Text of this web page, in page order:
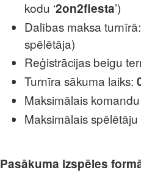
kodu ‘2on2fiesta’)
Dalības maksa
spēlētāja)
Reģistrācijas beigu
Turnīra sākuma laiks:
Maksimālais
Maksimālais
Pasākuma izspēles